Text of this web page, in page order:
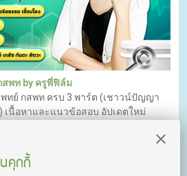
สพท by ครูพี่ฟิล์ม
ทย์ กสพท ครบ 3 พาร์ต (เชาวน์ปัญญา
เนื้อหาและแนวข้อสอบ อัปเดตใหม่
คุกกี้